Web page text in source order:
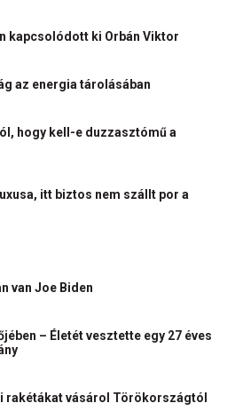
kapcsolódott ki Orbán Viktor
az energia tárolásában
hogy kell-e duzzasztómű a
itt biztos nem szállt por a
van Joe Biden
– Életét vesztette egy 27 éves
rakétákat vásárol Törökországtól